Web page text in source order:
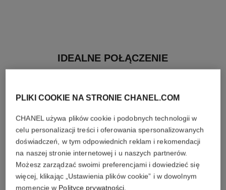
IDEALNE POŁĄCZENIE
PLIKI COOKIE NA STRONIE CHANEL.COM
CHANEL używa plików cookie i podobnych technologii w
celu personalizacji treści i oferowania spersonalizowanych
doświadczeń, w tym odpowiednich reklam i rekomendacji
na naszej stronie internetowej i u naszych partnerów.
Możesz zarządzać swoimi preferencjami i dowiedzieć się
więcej, klikając „Ustawienia plików cookie” i w dowolnym
momencie w Polityce prywatności